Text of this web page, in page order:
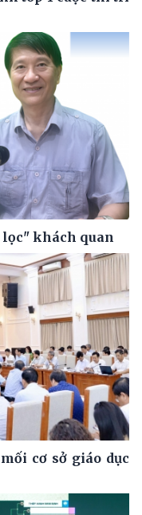
lọc" khách quan
cơ sở giáo dục